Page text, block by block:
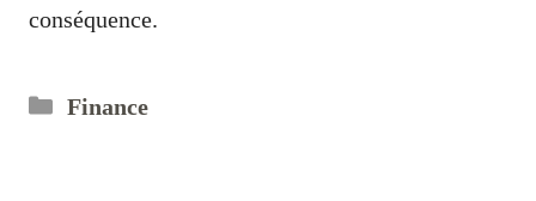
conséquence.
Catégories
Finance